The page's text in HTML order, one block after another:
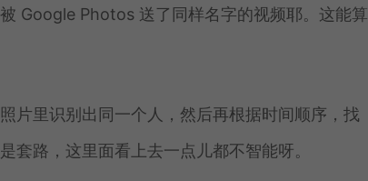
Google Photos 送了同样名字的视频耶。这能算
片里识别出同一个人，然后再根据时间顺序，找
路，这里面看上去一点儿都不智能呀。